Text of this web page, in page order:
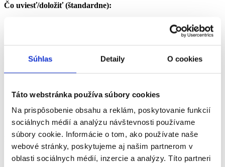
Súhlas Detaily O cookies
Táto webstránka používa súbory cookies
Na prispôsobenie obsahu a reklám, poskytovanie funkcií
sociálnych médií a analýzu návštevnosti používame
súbory cookie. Informácie o tom, ako používate naše
webové stránky, poskytujeme aj našim partnerom v
oblasti sociálnych médií, inzercie a analýzy. Títo partneri
Čo uviesť/doložiť (štandardne):
osobné údaje žiadateľa, druh a formu požadovanej sociálnej
aktuálny lekársky nález (ideálne nie starší ako ~6 mesiacov;
ak existuje, predchádzajúci posudok o odkázanosti alebo
pri špecializovanom zariadení aj psychiatrické/neurologické
ak žiadateľ kvôli zdraviu nemôže podpísať, môže podpísať
(Konkrétne požiadavky a prílohy môže ÚPSVR upresniť;
používa sa integrovaný posudok – sociálna + zdravotná časť.)
Hlavné formuláre
Žiadosť o integrovaný posudok – PDF (ÚPSVR): ( ÚPSVaR)
Žiadosť o integrovaný posudok – DOCX (ÚPSVR): (
ÚPSVaR